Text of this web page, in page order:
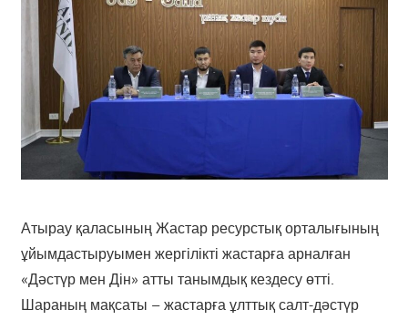
Атырау қаласының Жастар ресурстық орталығының
ұйымдастыруымен жергілікті жастарға арналған
«Дәстүр мен Дін» атты танымдық кездесу өтті.
Шараның мақсаты – жастарға ұлттық салт-дәстүр